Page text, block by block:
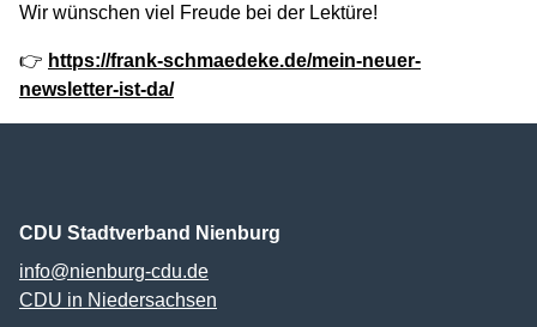
Wir wünschen viel Freude bei der Lektüre!
👉 https://frank-schmaedeke.de/mein-neuer-
newsletter-ist-da/
CDU Stadtverband Nienburg
info@nienburg-cdu.de
CDU in Niedersachsen